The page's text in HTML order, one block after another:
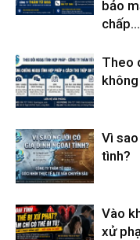
thám
bảo
chấp...
Theo
Vì
tình?
Vào
xử